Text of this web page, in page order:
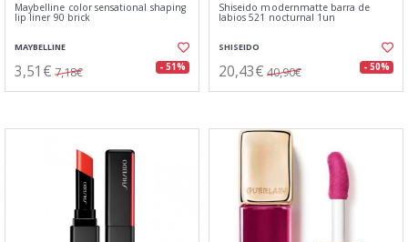
Maybelline color sensational shaping
lip liner 90 brick
MAYBELLINE
3,51€ 7,18€ - 51%
Shiseido modernmatte barra de
labios 521 nocturnal 1un
SHISEIDO
20,43€ 40,90€ - 50%